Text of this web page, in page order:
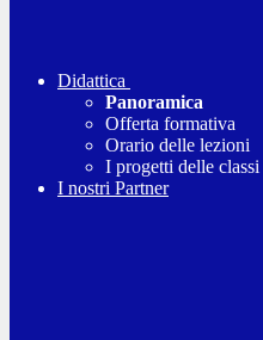
Didattica
Panoramica
Offerta formativa
Orario delle lezioni
I progetti delle classi
I nostri Partner